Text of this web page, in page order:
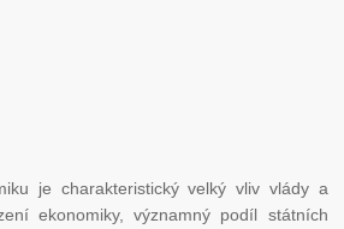
je charakteristický velký vliv vlády a
ekonomiky, významný podíl státních